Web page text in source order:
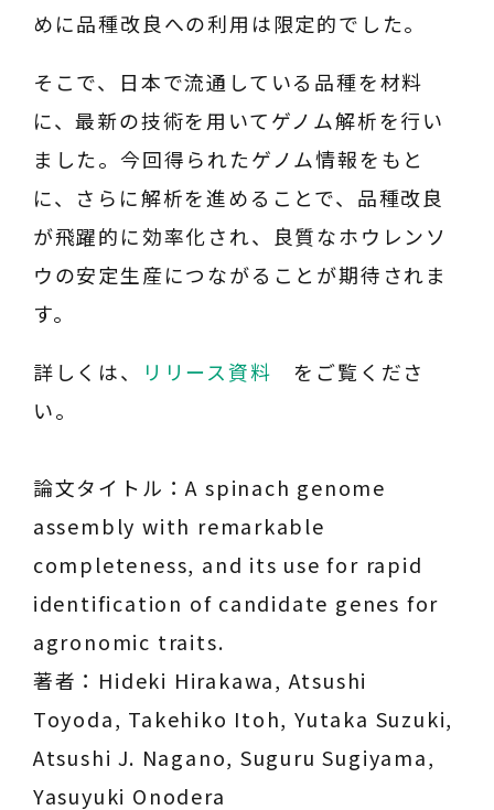
めに品種改良への利用は限定的でした。
そこで、日本で流通している品種を材料
に、最新の技術を用いてゲノム解析を行い
ました。今回得られたゲノム情報をもと
に、さらに解析を進めることで、品種改良
が飛躍的に効率化され、良質なホウレンソ
ウの安定生産につながることが期待されま
す。
詳しくは、 リリース資料 をご覧くださ
い。
論文タイトル：A spinach genome
assembly with remarkable
completeness, and its use for rapid
identification of candidate genes for
agronomic traits.
著者：Hideki Hirakawa, Atsushi
Toyoda, Takehiko Itoh, Yutaka Suzuki,
Atsushi J. Nagano, Suguru Sugiyama,
Yasuyuki Onodera